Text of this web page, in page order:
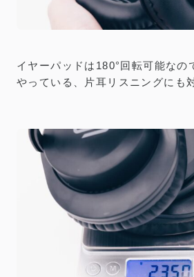
イヤーパッドは180°回転可能なの
やっている、片耳リスニングにも